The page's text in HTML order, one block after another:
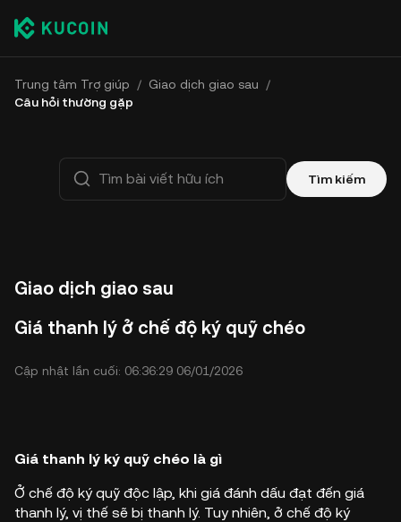
Trung tâm Trợ giúp / Giao dịch giao sau
/
Câu hỏi thường gặp
Tìm kiếm
Giao dịch giao sau
Giá thanh lý ở chế độ ký quỹ chéo
Cập nhật lần cuối: 06:36:29 06/01/2026
Giá thanh lý ký quỹ chéo là gì
Ở chế độ ký quỹ độc lập, khi giá đánh dấu đạt đến giá
thanh lý, vị thế sẽ bị thanh lý. Tuy nhiên, ở chế độ ký